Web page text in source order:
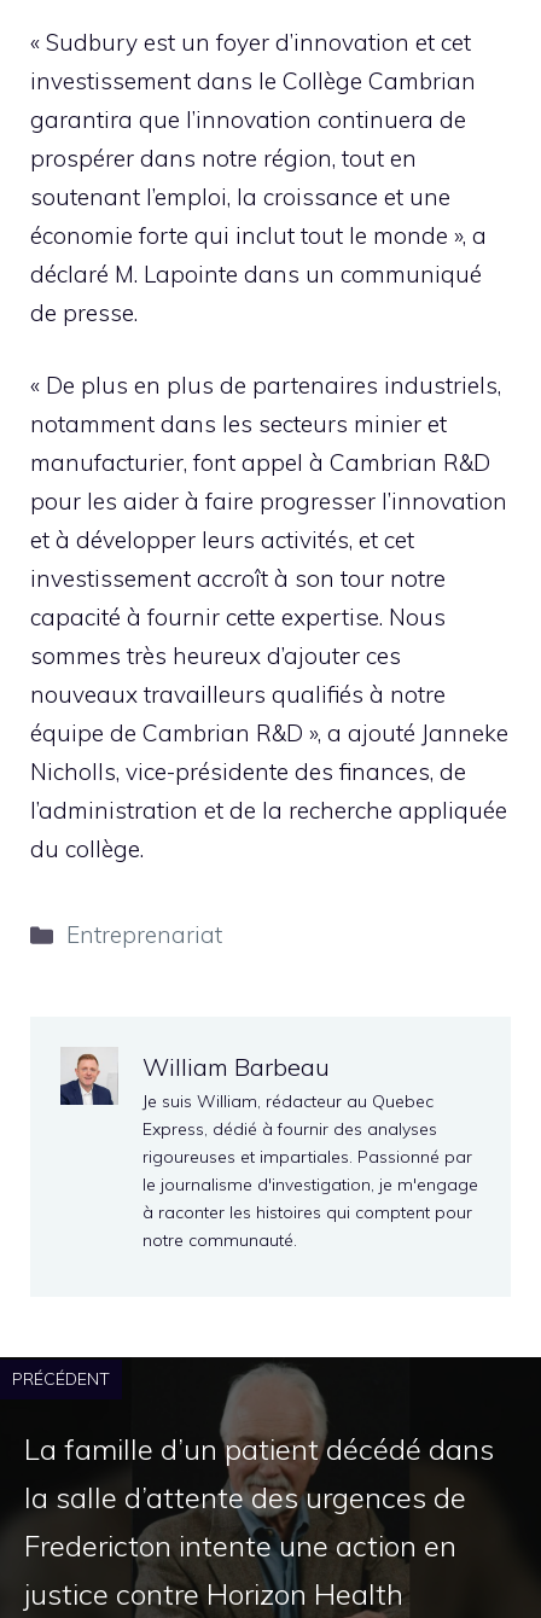
« Sudbury est un foyer d’innovation et cet
investissement dans le Collège Cambrian
garantira que l’innovation continuera de
prospérer dans notre région, tout en
soutenant l’emploi, la croissance et une
économie forte qui inclut tout le monde », a
déclaré M. Lapointe dans un communiqué
de presse.
« De plus en plus de partenaires industriels,
notamment dans les secteurs minier et
manufacturier, font appel à Cambrian R&D
pour les aider à faire progresser l’innovation
et à développer leurs activités, et cet
investissement accroît à son tour notre
capacité à fournir cette expertise. Nous
sommes très heureux d’ajouter ces
nouveaux travailleurs qualifiés à notre
équipe de Cambrian R&D », a ajouté Janneke
Nicholls, vice-présidente des finances, de
l’administration et de la recherche appliquée
du collège.
Catégories
Entreprenariat
William Barbeau
Je suis William, rédacteur au Quebec
Express, dédié à fournir des analyses
rigoureuses et impartiales. Passionné par
le journalisme d'investigation, je m'engage
à raconter les histoires qui comptent pour
notre communauté.
PRÉCÉDENT
La famille d’un patient décédé dans
la salle d’attente des urgences de
Fredericton intente une action en
justice contre Horizon Health